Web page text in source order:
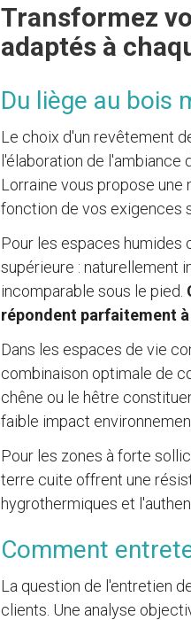
Transformez
adaptés à
Du liège au bois
Le choix d'un revêtement
l'élaboration de l'ambiance
Lorraine vous propose
fonction de vos exigences
Pour les espaces humides
supérieure : naturellement
incomparable sous le pied.
répondent parfaitement
Dans les espaces de vie
combinaison optimale de
chêne ou le hêtre
faible impact
Pour les zones à forte
terre cuite offrent une
hygrothermiques et
Comment
La question de l'entretien
clients. Une analyse